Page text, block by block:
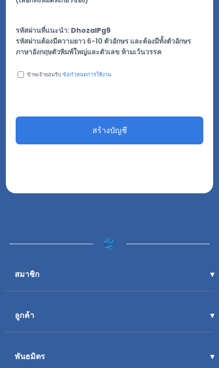
รหัสผ่านที่แนะนำ: DhozalPg9
รหัสผ่านต้องมีความยาว 6-10 ตัวอักษร และต้องมีทั้งตัวอักษร
ภาษาอังกฤษตัวพิมพ์ใหญ่และตัวเลข ห้ามเว้นวรรค
ข้าพเจ้ายอมรับข้อกำหนดการใช้งาน
สมาชิก
ลูกค้า
พันธมิตร